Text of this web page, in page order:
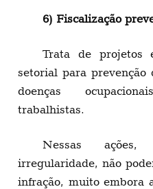
6) Fiscalização
Trata de projetos
setorial para prevenção
doenças
trabalhistas.
Nessas
irregularidade, não
infração, muito embora